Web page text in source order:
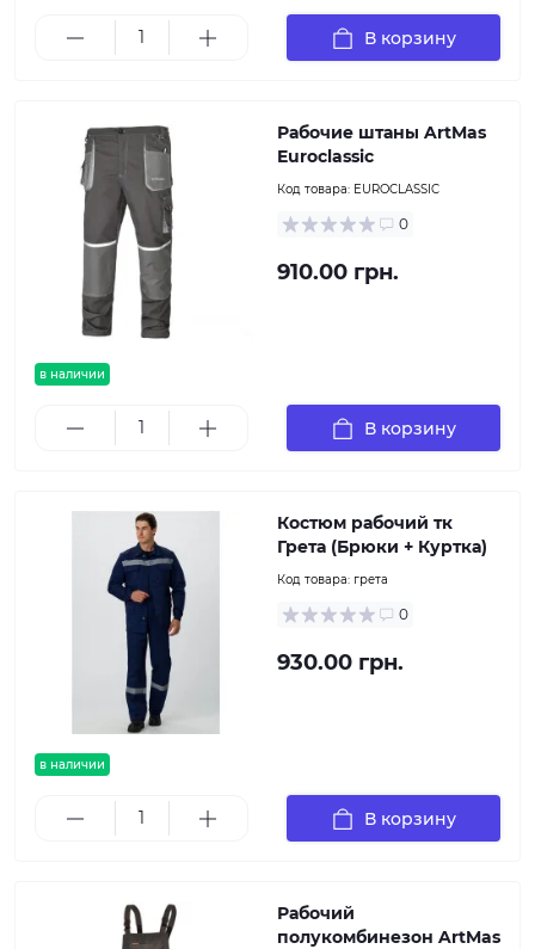
В корзину
в наличии
Рабочие штаны ArtMas
Euroclassic
Код товара: EUROCLASSIC
0
910.00 грн.
В корзину
в наличии
Костюм рабочий тк
Грета (Брюки + Куртка)
Код товара: грета
0
930.00 грн.
В корзину
Рабочий
полукомбинезон ArtMas